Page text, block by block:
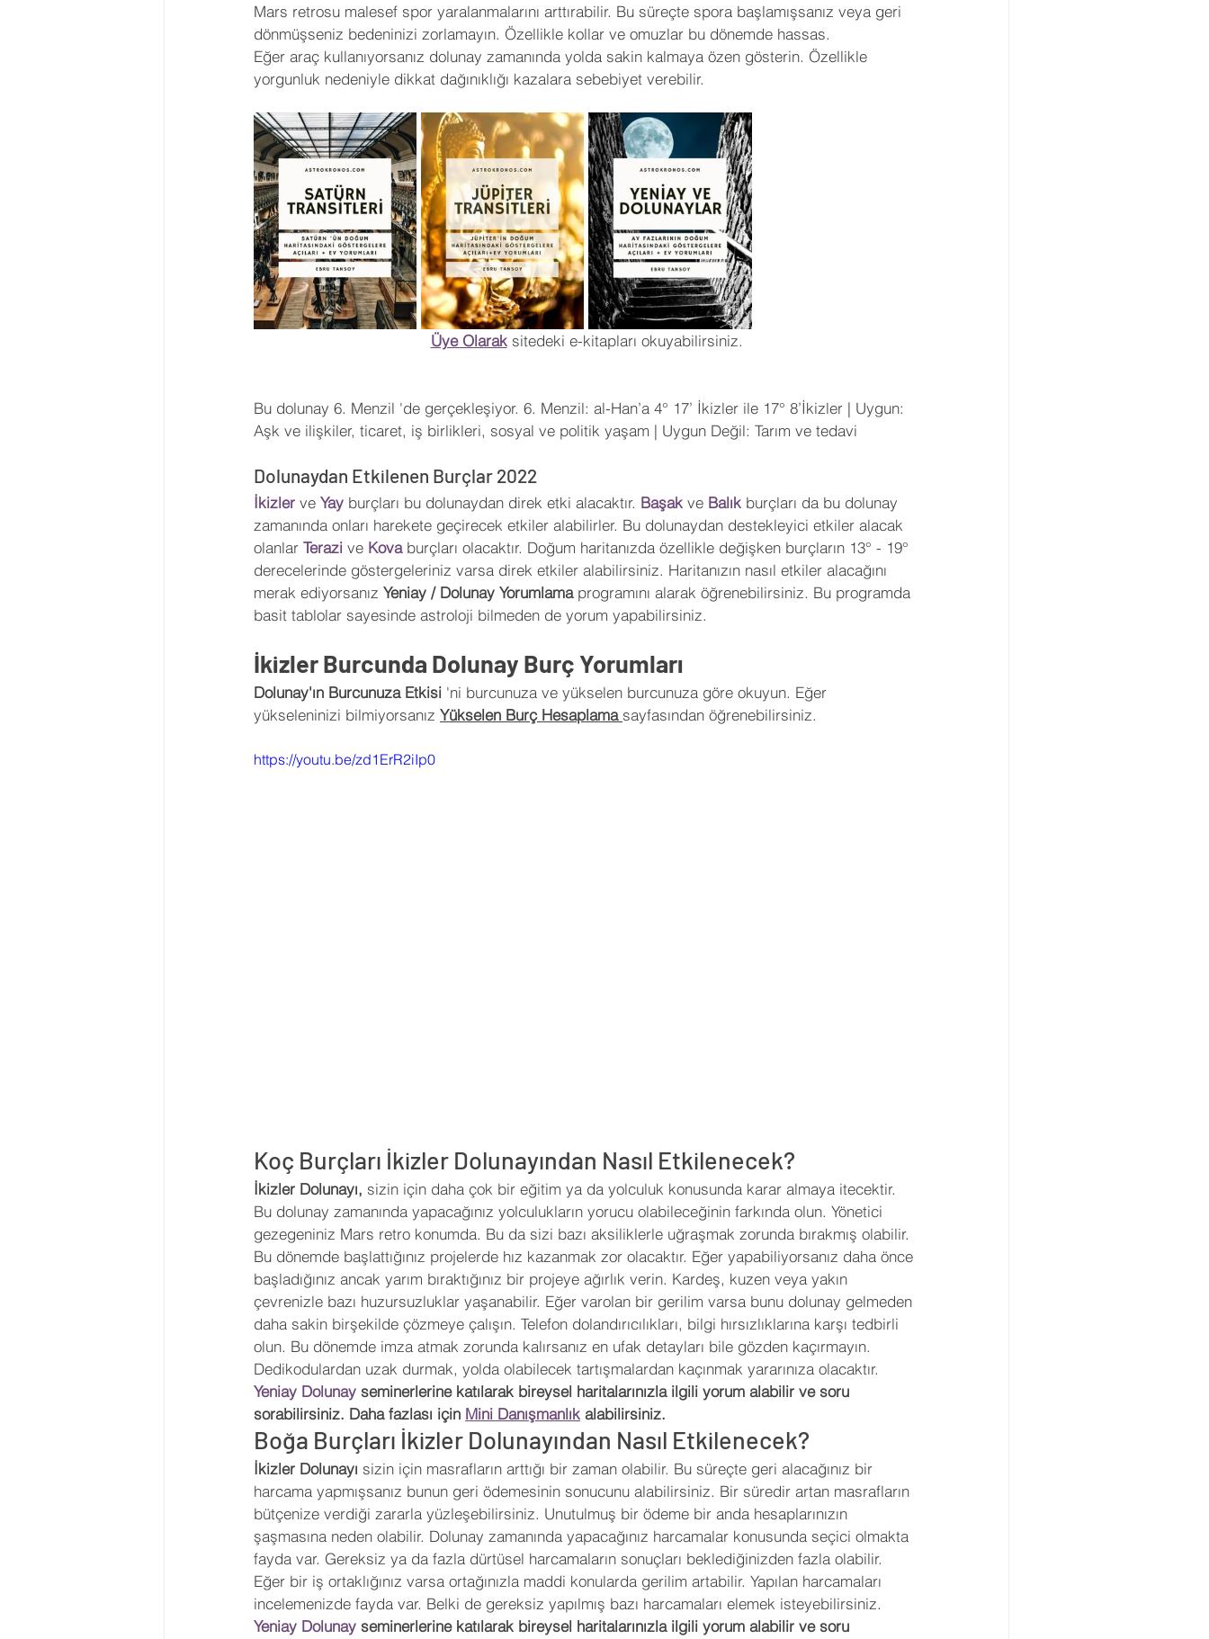
Mars retrosu malesef spor yaralanmalarını arttırabilir. Bu süreçte spora başlamışsanız veya geri
dönmüşseniz bedeninizi zorlamayın. Özellikle kollar ve omuzlar bu dönemde hassas.
Eğer araç kullanıyorsanız dolunay zamanında yolda sakin kalmaya özen gösterin. Özellikle
yorgunluk nedeniyle dikkat dağınıklığı kazalara sebebiyet verebilir.
Üye Olarak sitedeki e-kitapları okuyabilirsiniz.
Bu dolunay 6. Menzil 'de gerçekleşiyor. 6. Menzil: al-Han’a 4° 17’ İkizler ile 17° 8’İkizler | Uygun:
Aşk ve ilişkiler, ticaret, iş birlikleri, sosyal ve politik yaşam | Uygun Değil: Tarım ve tedavi
Dolunaydan Etkilenen Burçlar 2022
İkizler ve Yay burçları bu dolunaydan direk etki alacaktır. Başak ve Balık burçları da bu dolunay
zamanında onları harekete geçirecek etkiler alabilirler. Bu dolunaydan destekleyici etkiler alacak
olanlar Terazi ve Kova burçları olacaktır. Doğum haritanızda özellikle değişken burçların 13° - 19°
derecelerinde göstergeleriniz varsa direk etkiler alabilirsiniz. Haritanızın nasıl etkiler alacağını
merak ediyorsanız Yeniay / Dolunay Yorumlama programını alarak öğrenebilirsiniz. Bu programda
basit tablolar sayesinde astroloji bilmeden de yorum yapabilirsiniz.
İkizler Burcunda Dolunay Burç Yorumları
Dolunay'ın Burcunuza Etkisi 'ni burcunuza ve yükselen burcunuza göre okuyun. Eğer
yükseleninizi bilmiyorsanız Yükselen Burç Hesaplama sayfasından öğrenebilirsiniz.
https://youtu.be/zd1ErR2iIp0
Koç Burçları İkizler Dolunayından Nasıl Etkilenecek?
İkizler Dolunayı, sizin için daha çok bir eğitim ya da yolculuk konusunda karar almaya itecektir.
Bu dolunay zamanında yapacağınız yolculukların yorucu olabileceğinin farkında olun. Yönetici
gezegeniniz Mars retro konumda. Bu da sizi bazı aksiliklerle uğraşmak zorunda bırakmış olabilir.
Bu dönemde başlattığınız projelerde hız kazanmak zor olacaktır. Eğer yapabiliyorsanız daha önce
başladığınız ancak yarım bıraktığınız bir projeye ağırlık verin. Kardeş, kuzen veya yakın
çevrenizle bazı huzursuzluklar yaşanabilir. Eğer varolan bir gerilim varsa bunu dolunay gelmeden
daha sakin birşekilde çözmeye çalışın. Telefon dolandırıcılıkları, bilgi hırsızlıklarına karşı tedbirli
olun. Bu dönemde imza atmak zorunda kalırsanız en ufak detayları bile gözden kaçırmayın.
Dedikodulardan uzak durmak, yolda olabilecek tartışmalardan kaçınmak yararınıza olacaktır.
Yeniay Dolunay seminerlerine katılarak bireysel haritalarınızla ilgili yorum alabilir ve soru
sorabilirsiniz. Daha fazlası için Mini Danışmanlık alabilirsiniz.
Boğa Burçları İkizler Dolunayından Nasıl Etkilenecek?
İkizler Dolunayı sizin için masrafların arttığı bir zaman olabilir. Bu süreçte geri alacağınız bir
harcama yapmışsanız bunun geri ödemesinin sonucunu alabilirsiniz. Bir süredir artan masrafların
bütçenize verdiği zararla yüzleşebilirsiniz. Unutulmuş bir ödeme bir anda hesaplarınızın
şaşmasına neden olabilir. Dolunay zamanında yapacağınız harcamalar konusunda seçici olmakta
fayda var. Gereksiz ya da fazla dürtüsel harcamaların sonuçları beklediğinizden fazla olabilir.
Eğer bir iş ortaklığınız varsa ortağınızla maddi konularda gerilim artabilir. Yapılan harcamaları
incelemenizde fayda var. Belki de gereksiz yapılmış bazı harcamaları elemek isteyebilirsiniz.
Yeniay Dolunay seminerlerine katılarak bireysel haritalarınızla ilgili yorum alabilir ve soru